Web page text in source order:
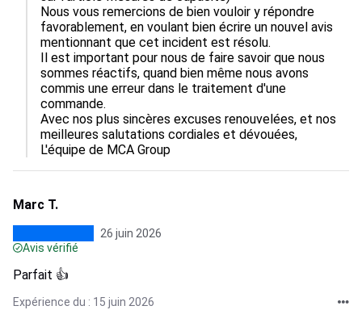
Nous vous remercions de bien vouloir y répondre
favorablement, en voulant bien écrire un nouvel avis
mentionnant que cet incident est résolu.
Il est important pour nous de faire savoir que nous
sommes réactifs, quand bien même nous avons
commis une erreur dans le traitement d'une
commande.
Avec nos plus sincères excuses renouvelées, et nos
meilleures salutations cordiales et dévouées,
L'équipe de MCA Group
Marc T.
26 juin 2026
Avis vérifié
Parfait 👍
Expérience du : 15 juin 2026